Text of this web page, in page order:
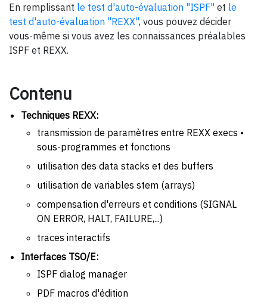
En remplissant le test d'auto-évaluation "ISPF" et le
test d'auto-évaluation "REXX", vous pouvez décider
vous-même si vous avez les connaissances préalables
ISPF et REXX.
Contenu
Techniques REXX:
transmission de paramètres entre REXX execs •
sous-programmes et fonctions
utilisation des data stacks et des buffers
utilisation de variables stem (arrays)
compensation d'erreurs et conditions (SIGNAL
ON ERROR, HALT, FAILURE,...)
traces interactifs
Interfaces TSO/E:
ISPF dialog manager
PDF macros d'édition